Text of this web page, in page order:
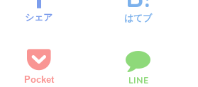
シェア はてブ
Pocket LINE